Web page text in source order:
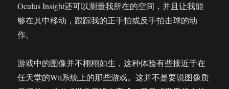
Oculus Insight还可以测量我所在的空间，并且让我能
够在其中移动，跟踪我的正手拍或反手拍击球的动
作。
游戏中的图像并不栩栩如生，这种体验有些接近于在
任天堂的Wii系统上的那些游戏。这并不是要说图像质